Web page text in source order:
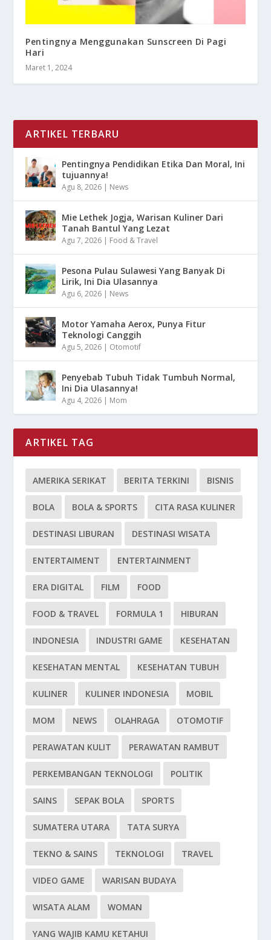
Pentingnya Menggunakan Sunscreen Di Pagi
Hari
Maret 1, 2024
ARTIKEL TERBARU
Pentingnya Pendidikan Etika Dan Moral, Ini
tujuannya!
Agu 8, 2026 | News
Mie Lethek Jogja, Warisan Kuliner Dari
Tanah Bantul Yang Lezat
Agu 7, 2026 | Food & Travel
Pesona Pulau Sulawesi Yang Banyak Di
Lirik, Ini Dia Ulasannya
Agu 6, 2026 | News
Motor Yamaha Aerox, Punya Fitur
Teknologi Canggih
Agu 5, 2026 | Otomotif
Penyebab Tubuh Tidak Tumbuh Normal,
Ini Dia Ulasannya!
Agu 4, 2026 | Mom
ARTIKEL TAG
AMERIKA SERIKAT BERITA TERKINI BISNIS
BOLA BOLA & SPORTS CITA RASA KULINER
DESTINASI LIBURAN DESTINASI WISATA
ENTERTAIMENT ENTERTAINMENT
ERA DIGITAL FILM FOOD
FOOD & TRAVEL FORMULA 1 HIBURAN
INDONESIA INDUSTRI GAME KESEHATAN
KESEHATAN MENTAL KESEHATAN TUBUH
KULINER KULINER INDONESIA MOBIL
MOM NEWS OLAHRAGA OTOMOTIF
PERAWATAN KULIT PERAWATAN RAMBUT
PERKEMBANGAN TEKNOLOGI POLITIK
SAINS SEPAK BOLA SPORTS
SUMATERA UTARA TATA SURYA
TEKNO & SAINS TEKNOLOGI TRAVEL
VIDEO GAME WARISAN BUDAYA
WISATA ALAM WOMAN
YANG WAJIB KAMU KETAHUI